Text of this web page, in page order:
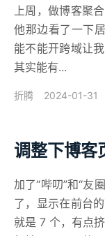
上周，做博客聚
他那边看了一下
能不能开跨域让
其实能有...
折腾 2024-01-31
调整下博客
加了“哔叨”和“友
了，显示在前台
就是 7 个，有点